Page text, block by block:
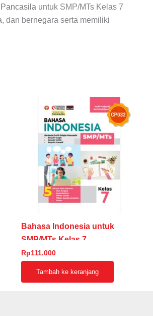
untuk SMP/MTs Kelas 7
dan bernegara serta memiliki
Bahasa Indonesia untuk
SMP/MTs Kelas 7
Rp111.000
Tambah ke keranjang